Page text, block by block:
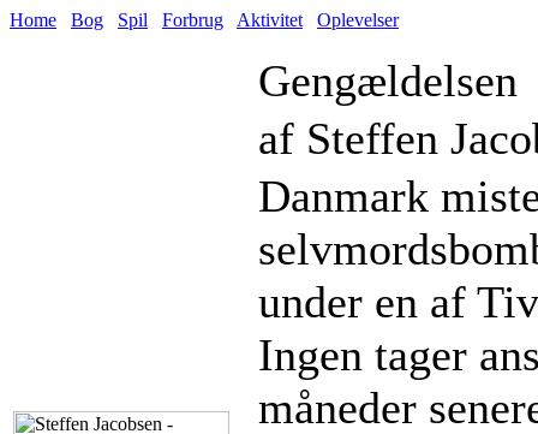
Home Bog Spil Forbrug Aktivitet Oplevelser
Gengældelsen
af Steffen
Danmark
under en af
Ingen tager
måneder